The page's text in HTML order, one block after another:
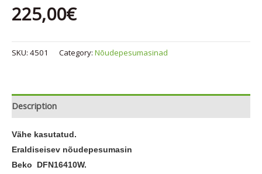
225,00€
SKU: 4501 Category: Nõudepesumasinad
Description
Vähe kasutatud.
Eraldiseisev nõudepesumasin
Beko DFN16410W.